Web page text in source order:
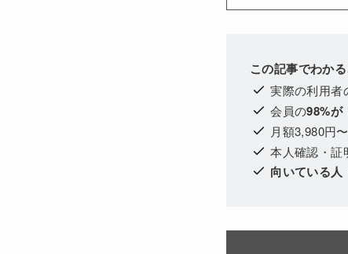
この記事でわか
実際の利用者
会員の98%が
月額3,980円
本人確認・証
向いている人